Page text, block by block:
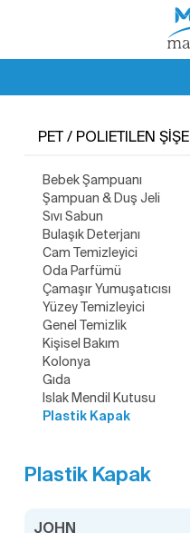
PET / POLIETILEN ŞİŞE
Bebek Şampuanı
Şampuan & Duş Jeli
Sıvı Sabun
Bulaşık Deterjanı
Cam Temizleyici
Oda Parfümü
Çamaşır Yumuşatıcısı
Yüzey Temizleyici
Genel Temizlik
Kişisel Bakım
Kolonya
Gıda
Islak Mendil Kutusu
Plastik Kapak
Plastik Kapak
JOHN